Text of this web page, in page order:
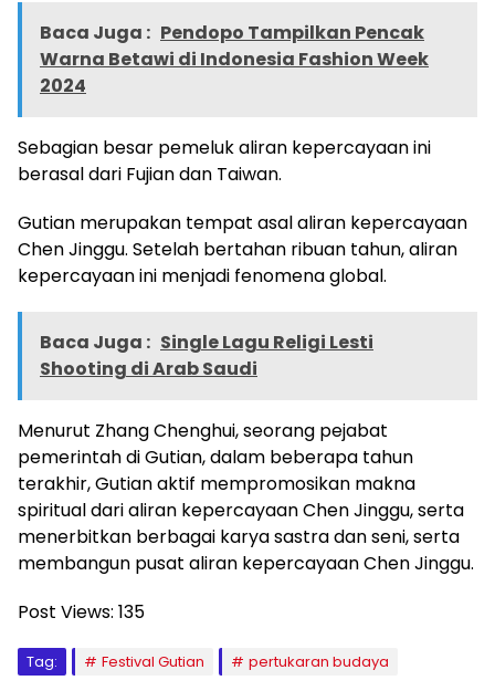
Baca Juga : Pendopo Tampilkan Pencak
Warna Betawi di Indonesia Fashion Week
2024
Sebagian besar pemeluk aliran kepercayaan ini
berasal dari Fujian dan Taiwan.
Gutian merupakan tempat asal aliran kepercayaan
Chen Jinggu. Setelah bertahan ribuan tahun, aliran
kepercayaan ini menjadi fenomena global.
Baca Juga : Single Lagu Religi Lesti
Shooting di Arab Saudi
Menurut Zhang Chenghui, seorang pejabat
pemerintah di Gutian, dalam beberapa tahun
terakhir, Gutian aktif mempromosikan makna
spiritual dari aliran kepercayaan Chen Jinggu, serta
menerbitkan berbagai karya sastra dan seni, serta
membangun pusat aliran kepercayaan Chen Jinggu.
Post Views: 135
Tag: Festival Gutian pertukaran budaya